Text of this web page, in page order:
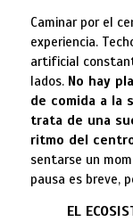
Caminar por el
experiencia.
artificial
lados. No hay
de comida a la
trata de una
ritmo del
sentarse un
pausa es breve,
EL